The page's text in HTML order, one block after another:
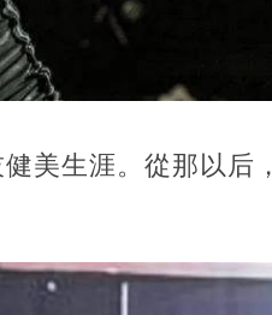
美生涯。從那以后，